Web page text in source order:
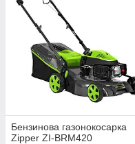
Бензинова газонокосарка
Zipper ZI-BRM420